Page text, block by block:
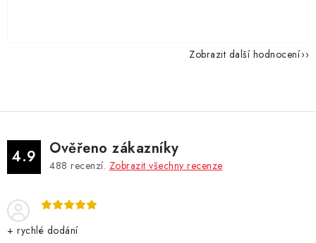
Zobrazit další hodnocení
4.9 Ověřeno zákazníky
488 recenzí. Zobrazit všechny recenze
+ rychlé dodání